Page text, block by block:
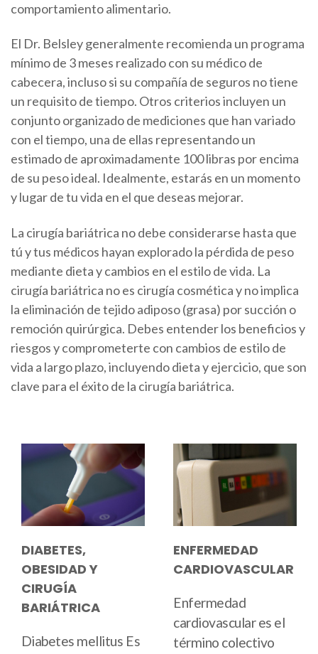
comportamiento alimentario.
El Dr. Belsley generalmente recomienda un programa
mínimo de 3 meses realizado con su médico de
cabecera, incluso si su compañía de seguros no tiene
un requisito de tiempo. Otros criterios incluyen un
conjunto organizado de mediciones que han variado
con el tiempo, una de ellas representando un
estimado de aproximadamente 100 libras por encima
de su peso ideal. Idealmente, estarás en un momento
y lugar de tu vida en el que deseas mejorar.
La cirugía bariátrica no debe considerarse hasta que
tú y tus médicos hayan explorado la pérdida de peso
mediante dieta y cambios en el estilo de vida. La
cirugía bariátrica no es cirugía cosmética y no implica
la eliminación de tejido adiposo (grasa) por succión o
remoción quirúrgica. Debes entender los beneficios y
riesgos y comprometerte con cambios de estilo de
vida a largo plazo, incluyendo dieta y ejercicio, que son
clave para el éxito de la cirugía bariátrica.
DIABETES,
OBESIDAD Y
CIRUGÍA
BARIÁTRICA
Diabetes mellitus Es
ENFERMEDAD
CARDIOVASCULAR
Enfermedad
cardiovascular es el
término colectivo